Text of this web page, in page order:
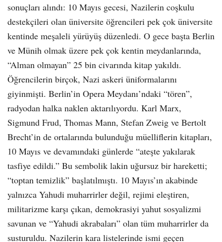
sonuçları alındı: 10 Mayıs gecesi, Nazilerin coşkulu
destekçileri olan üniversite öğrencileri pek çok üniversite
kentinde meşaleli yürüyüş düzenledi. O gece başta Berlin
ve Münih olmak üzere pek çok kentin meydanlarında,
“Alman olmayan” 25 bin civarında kitap yakıldı.
Öğrencilerin birçok, Nazi askeri üniformalarını
giyinmişti. Berlin’in Opera Meydanı’ndaki “tören”,
radyodan halka naklen aktarılıyordu. Karl Marx,
Sigmund Frud, Thomas Mann, Stefan Zweig ve Bertolt
Brecht’in de ortalarında bulunduğu müelliflerin kitapları,
10 Mayıs ve devamındaki günlerde “ateşte yakılarak
tasfiye edildi.” Bu sembolik lakin uğursuz bir hareketti;
“toptan temizlik” başlatılmıştı. 10 Mayıs’ın akabinde
yalnızca Yahudi muharrirler değil, rejimi eleştiren,
militarizme karşı çıkan, demokrasiyi yahut sosyalizmi
savunan ve “Yahudi akrabaları” olan tüm muharrirler da
susturuldu. Nazilerin kara listelerinde ismi geçen